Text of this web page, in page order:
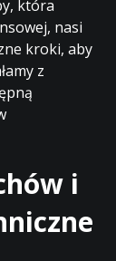
która
nasi
kroki, aby
z
i